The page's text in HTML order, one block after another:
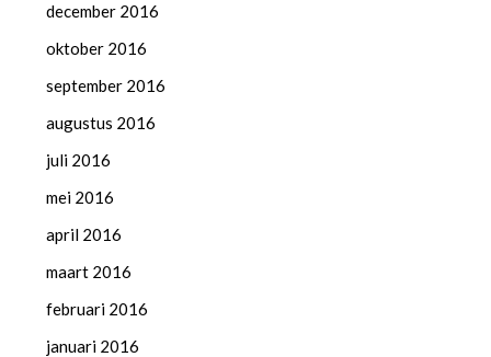
december 2016
oktober 2016
september 2016
augustus 2016
juli 2016
mei 2016
april 2016
maart 2016
februari 2016
januari 2016